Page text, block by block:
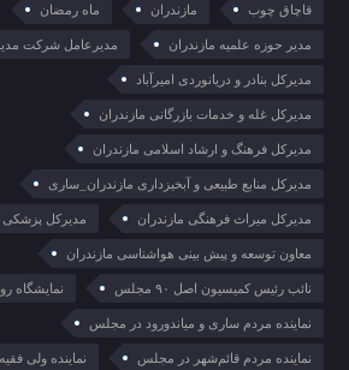
قاچاق چوب مازندران ماه رمضان
مدیر حوزه علمیه مازندران مدیرعامل شرکت
مدیرکل بنادر و دریانوردی امیرآباد
مدیرکل غله و خدمات بازرگانی مازندران
مدیرکل فرهنگ و ارشاد اسلامی مازندران
مدیرکل منابع طبیعی و آبخیزداری مازندران_ساری
مدیرکل میراث فرهنگی مازندران مدیرکل پزشکی
معاون توسعه و پیش بینی هواشناسی مازندران
نائب رئیس کمیسیون اصل ۹۰ مجلس نمایشگاه
نماینده مردم ساری و میاندورود در مجلس
نماینده مردم قائم‌شهر در مجلس نماینده ولی